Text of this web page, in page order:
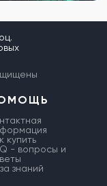
купить
- вопросы и
знаний